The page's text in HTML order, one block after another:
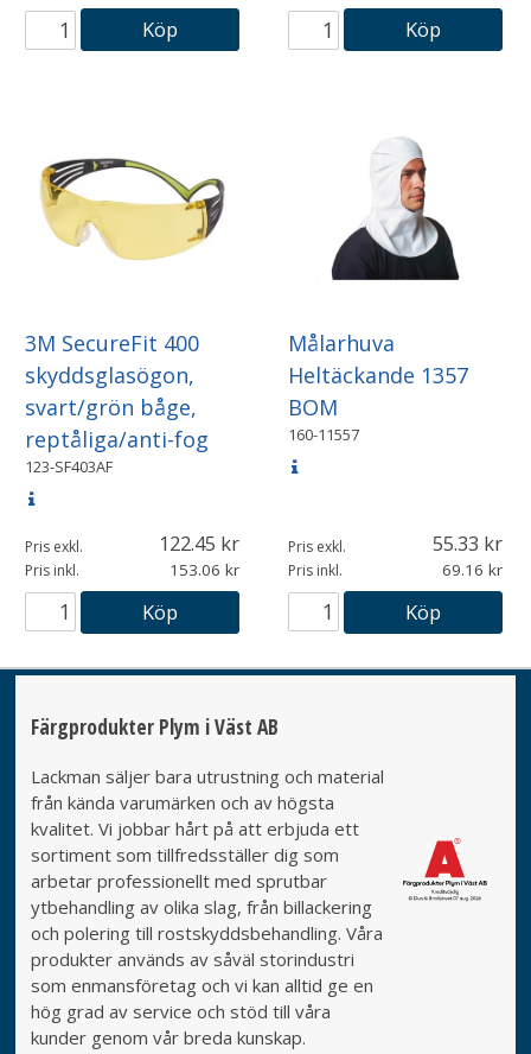
Köp Köp
3M SecureFit 400
skyddsglasögon,
svart/grön båge,
reptåliga/anti-fog
123-SF403AF
Pris exkl. 122.45
Pris inkl. 153.06
Köp
Målarhuva
Heltäckande 1357
BOM
160-11557
Pris exkl. 55.33
Pris inkl. 69.16
Köp
Färgprodukter Plym i Väst AB
Lackman säljer bara utrustning och material
från kända varumärken och av högsta
kvalitet. Vi jobbar hårt på att erbjuda ett
sortiment som tillfredsställer dig som
arbetar professionellt med sprutbar
ytbehandling av olika slag, från billackering
och polering till rostskyddsbehandling. Våra
produkter används av såväl storindustri
som enmansföretag och vi kan alltid ge en
hög grad av service och stöd till våra
kunder genom vår breda kunskap.